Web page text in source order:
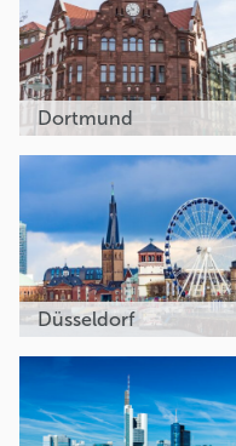
Dortmund
Düsseldorf